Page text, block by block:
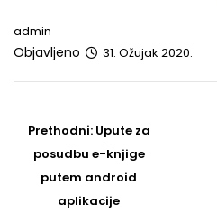
admin
Objavljeno 31. Ožujak 2020.
navigation
Prethodni: Prethodni
post
Upute za
posudbu e-knjige
putem android
aplikacije